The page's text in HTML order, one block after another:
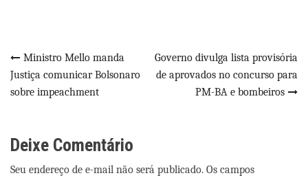
Navegação
de
Ministro Mello manda
Justiça comunicar Bolsonaro
sobre impeachment
Governo divulga lista provisória
de aprovados no concurso para
PM-BA e bombeiros
Deixe Comentário
Seu endereço de e-mail não será publicado. Os campos